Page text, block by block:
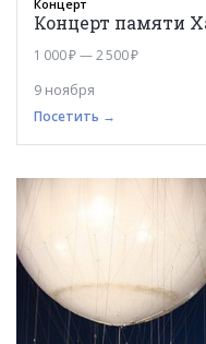
Концерт
Концерт памяти
1 000 ₽ — 2 500 ₽
9 ноября
Посетить →